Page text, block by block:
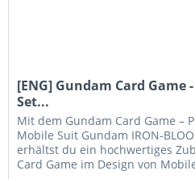
[ENG] Gundam Card Game
Set...
Mit dem Gundam Card Game –
Mobile Suit Gundam IRON-
erhältst du ein hochwertiges
Card Game im Design von